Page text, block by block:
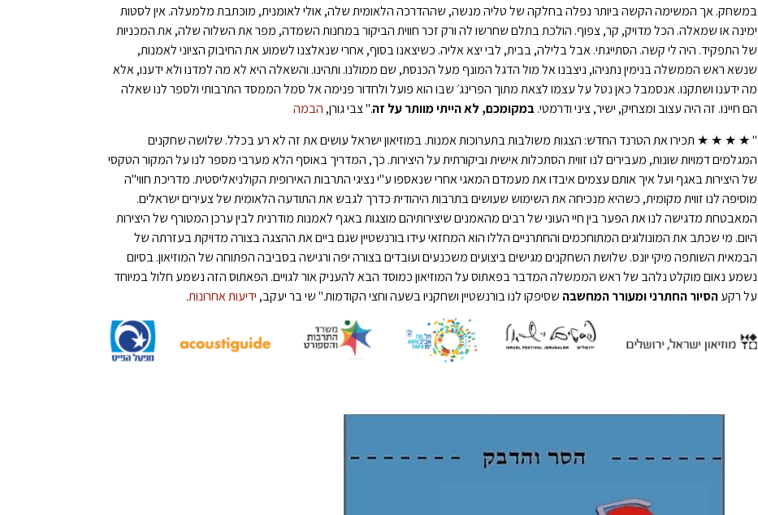
במשחק. אך המשימה הקשה ביותר נפלה בחלקה של טליה מנשה, שההדרכה הלאומית שלה, אולי לאומנית, מוכתבת מלמעלה. אין לסטות
ימינה או שמאלה. הכל מדויק, קר, צפוף. הולכת בתלם שחרשו לה ורק זכר חווית הביקור במחנות השמדה, מפר את השלוה שלה, את המכניות
של התפקיד. היה לי קשה. הסתייגתי. אבל בלילה, בבית, לבי יצא אליה. כשיצאנו בסוף, אחרי שנאלצנו לשמוע את החיבוק הציוני לאמנות,
שנשא ראש הממשלה בנימין נתניהו, ניצבנו אל מול הדגל המונף מעל הכנסת, שם ממולנו. ותהינו. והשאלה היא לא מה למדנו ולא ידענו, אלא
מה ידענו ושתקנו. אנסמבל כאן נטל על עצמו לצאת מתוך הפרינג׳ שבו הוא פועל ולחדור פנימה אל סמל הממסד התרבותי ולספר לנו שאלה
הם חיינו. זה היה עצוב ומצחיק, ישיר, ציני ודרמטי.במקומכם, לא הייתי מוותר על זה." צבי גורן, הבמה
" ★ ★ ★ ★ תכירו את הטרנד החדש: הצגות משולבות בתערוכות אמנות. במוזיאון ישראל עושים את זה לא רע בכלל. שלושה שחקנים
המגלמים דמויות שונות, מעבירים לנו זווית הסתכלות אישית וביקורתית על היצירות. כך, המדריך באוסף הלא מערבי מספר לנו על המקור הטקסי
של היצירות באגף ועל איך אותם עצמים איבדו את מעמדם המאגי אחרי שנאספו ע"י נציגי התרבות האירופית הקולניאליסטית. מדריכת חווי"ה
מוסיפה לנו זווית מקומית, כשהיא מנכיחה את השימוש שעושים בתרבות היהודית כדרך לגבש את התודעה הלאומית של צעירים ישראלים.
המאבטחת מדגישה לנו את הפער בין חיי העוני של רבים מהאמנים שיצירותיהם מוצגות באגף לאמנות מודרנית לבין ערכן המטורף של היצירות
היום. מי שכתב את המונולוגים המתוחכמים והחתרניים הללו הוא המחזאי עידו בורנשטיין שגם ביים את ההצגה בצורה מדויקת בעזרתה של
הבמאית השותפה מיקי יונס. שלושת השחקנים מגישים ביצועים משכנעים ועובדים בצורה יפה ורגישה בסביבה הפתוחה של המוזיאון. בסיום
נשמע נאום מוקלט נלהב של ראש הממשלה המדבר בפאתוס על המוזיאון כמוסד הבא להעניק אור לגויים. הפאתוס הזה נשמע חלול במיוחד
על רקעהסיור החתרני ומעורר המחשבה שסיפקו לנו בורנשטיין ושחקניו בשעה וחצי הקודמות." שי בר יעקב, ידיעות אחרונות.